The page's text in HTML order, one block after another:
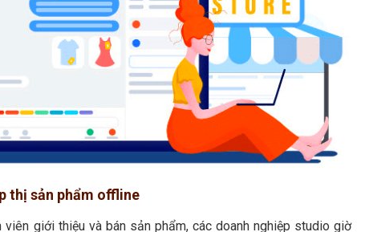
thị sản phẩm offline
giới thiệu và bán sản phẩm, các doanh nghiệp studio giờ